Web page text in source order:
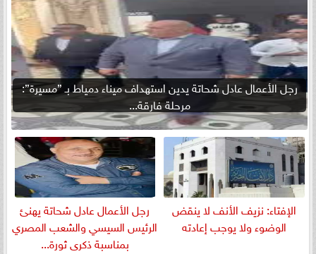
رجل الأعمال عادل شحاتة يدين استهداف ميناء دمياط بـ ”مسيرة”:
مرحلة فارقة...
الإفتاء: نزيف الأنف لا ينقض
الوضوء ولا يوجب إعادته
رجل الأعمال عادل شحاتة يهنئ
الرئيس السيسي والشعب المصري
بمناسبة ذكرى ثورة...